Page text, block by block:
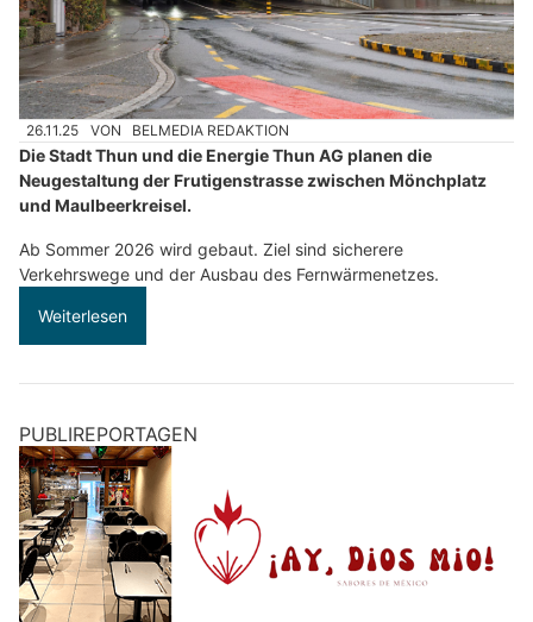
26.11.25 VON BELMEDIA REDAKTION
Die Stadt Thun und die Energie Thun AG planen die
Neugestaltung der Frutigenstrasse zwischen Mönchplatz
und Maulbeerkreisel.
Ab Sommer 2026 wird gebaut. Ziel sind sicherere
Verkehrswege und der Ausbau des Fernwärmenetzes.
Weiterlesen
PUBLIREPORTAGEN